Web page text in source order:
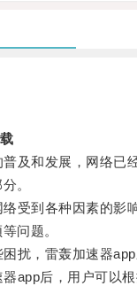
和发展，网络已
。
到各种因素的影
问题。
，雷轰加速器app
后，用户可以根